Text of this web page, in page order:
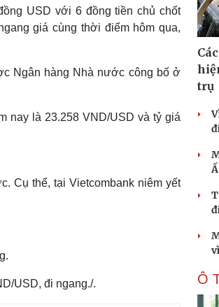
Tư vấn
Doanh nhân
Vì cộng đồng
Nghệ sĩ
Tư vấn
USD với 6 đồng tiền chủ chốt
giá cùng thời điểm hôm qua,
Ngân hàng Nhà nước công bố ở
nay là 23.258 VND/USD và tỷ giá
Cụ thể, tại Vietcombank niêm yết
USD, đi ngang./.
trụ
Ô